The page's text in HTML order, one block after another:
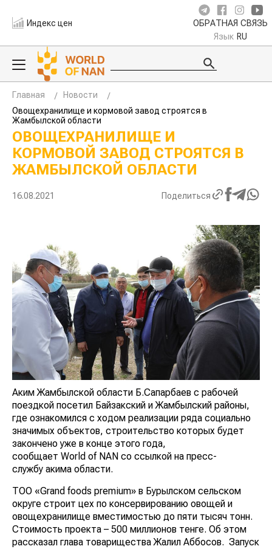
Индекс цен ОБРАТНАЯ СВЯЗЬ
Язык RU
Главная
Новости
Овощехранилище и кормовой завод строятся в
Жамбылской области
ОВОЩЕХРАНИЛИЩЕ И
КОРМОВОЙ ЗАВОД СТРОЯТСЯ В
ЖАМБЫЛСКОЙ ОБЛАСТИ
16.08.2021 Поделиться
Аким Жамбылской области Б.Сапарбаев с рабочей
поездкой посетил Байзакский и Жамбылский районы,
где ознакомился с ходом реализации ряда социально
значимых объектов, строительство которых будет
закончено уже в конце этого года,
сообщает World of NAN со ссылкой на пресс-
службу акима области.
ТОО «Grand foods premium» в Бурылском сельском
округе строит цех по консервированию овощей и
овощехранилище вместимостью до пяти тысяч тонн.
Стоимость проекта – 500 миллионов тенге. Об этом
рассказал глава товарищества Жалил Аббосов. Запуск